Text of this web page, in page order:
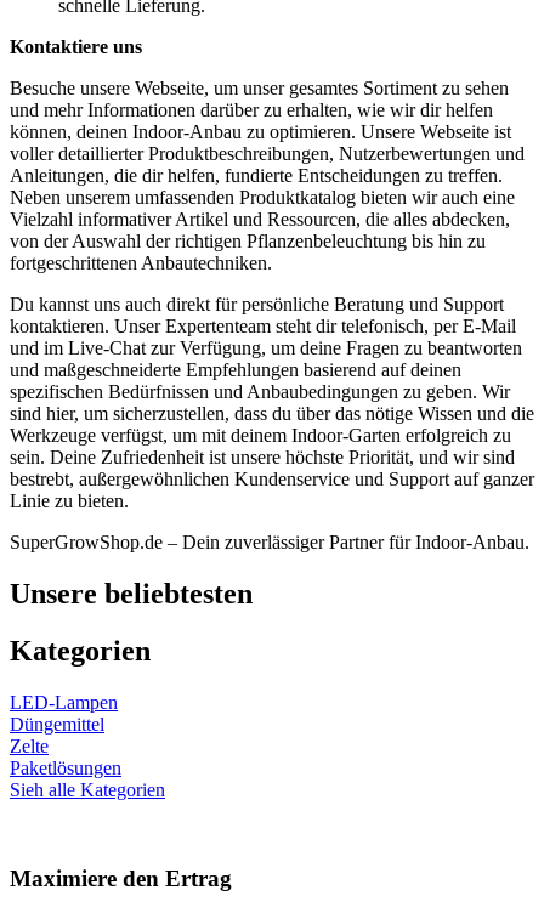
schnelle Lieferung.
Kontaktiere uns
Besuche unsere Webseite, um unser gesamtes Sortiment zu sehen
und mehr Informationen darüber zu erhalten, wie wir dir helfen
können, deinen Indoor-Anbau zu optimieren. Unsere Webseite ist
voller detaillierter Produktbeschreibungen, Nutzerbewertungen und
Anleitungen, die dir helfen, fundierte Entscheidungen zu treffen.
Neben unserem umfassenden Produktkatalog bieten wir auch eine
Vielzahl informativer Artikel und Ressourcen, die alles abdecken,
von der Auswahl der richtigen Pflanzenbeleuchtung bis hin zu
fortgeschrittenen Anbautechniken.
Du kannst uns auch direkt für persönliche Beratung und Support
kontaktieren. Unser Expertenteam steht dir telefonisch, per E-Mail
und im Live-Chat zur Verfügung, um deine Fragen zu beantworten
und maßgeschneiderte Empfehlungen basierend auf deinen
spezifischen Bedürfnissen und Anbaubedingungen zu geben. Wir
sind hier, um sicherzustellen, dass du über das nötige Wissen und die
Werkzeuge verfügst, um mit deinem Indoor-Garten erfolgreich zu
sein. Deine Zufriedenheit ist unsere höchste Priorität, und wir sind
bestrebt, außergewöhnlichen Kundenservice und Support auf ganzer
Linie zu bieten.
SuperGrowShop.de – Dein zuverlässiger Partner für Indoor-Anbau.
Unsere beliebtesten
Kategorien
LED-Lampen
Düngemittel
Zelte
Paketlösungen
Sieh alle Kategorien
Maximiere den Ertrag